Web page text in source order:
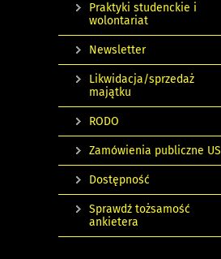
Praktyki studenckie i
wolontariat
Newsletter
Likwidacja/sprzedaż
majątku
RODO
Zamówienia publiczne US
Dostępność
Sprawdź tożsamość
ankietera